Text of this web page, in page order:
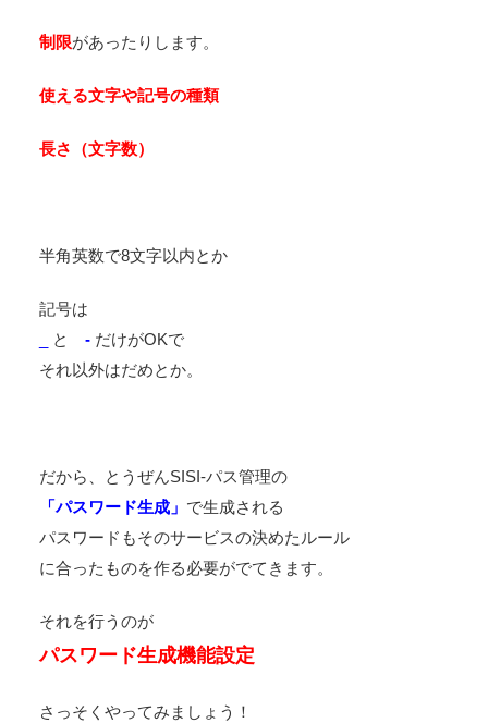
制限があったりします。
使える文字や記号の種類
長さ（文字数）
半角英数で8文字以内とか
記号は
と - だけがOKで
それ以外はだめとか。
だから、とうぜんSISI-パス管理の
「パスワード生成」 で生成される
パスワードもそのサービスの決めたルール
に合ったものを作る必要がでてきます。
それを行うのが
パスワード生成機能設定
さっそくやってみましょう！